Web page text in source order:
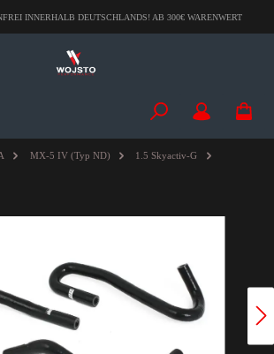
INNERHALB DEUTSCHLANDS! AB 300€ WARENWERT
MX-5 IV (Typ ND)
1.5 Skyactiv-G